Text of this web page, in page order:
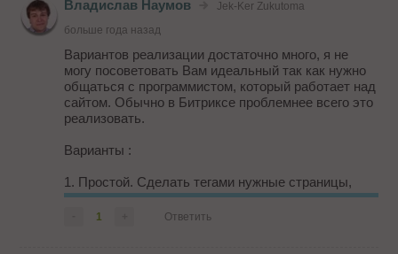
Владислав Наумов
Jek-Ker Zukutoma
больше года назад
Вариантов реализации достаточно много, я не
могу посоветовать Вам идеальный так как нужно
общаться с программистом, который работает над
сайтом. Обычно в Битриксе проблемнее всего это
реализовать.
Варианты :
1. Простой. Сделать тегами нужные страницы,
которые могут собирать трафик, исходя из
семантики. Пример -
1 Ответить